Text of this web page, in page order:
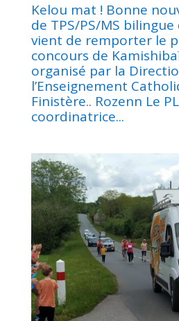
Kelou mat ! Bonne
de TPS/PS/MS bilingue
vient de remporter le
concours de
organisé par la
l’Enseignement
Finistère.. Rozenn Le
coordinatrice...